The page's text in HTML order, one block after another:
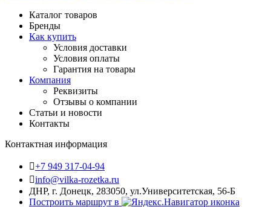
Каталог товаров
Бренды
Как купить
Условия доставки
Условия оплаты
Гарантия на товары
Компания
Реквизиты
Отзывы о компании
Статьи и новости
Контакты
Контактная информация
+7 949 317-04-94
info@vilka-rozetka.ru
ДНР, г. Донецк, 283050, ул.Университетская, 56-Б
Построить маршрут в